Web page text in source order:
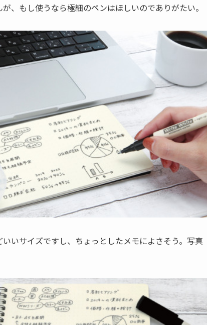
、もし使うなら極細のペンはほしいのでありがたい。
いサイズですし、ちょっとしたメモによさそう。写真